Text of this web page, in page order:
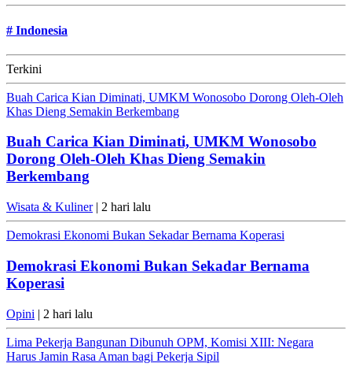
# Indonesia
Terkini
Buah Carica Kian Diminati, UMKM Wonosobo Dorong Oleh-Oleh
Khas Dieng Semakin Berkembang
Buah Carica Kian Diminati, UMKM Wonosobo
Dorong Oleh-Oleh Khas Dieng Semakin
Berkembang
Wisata & Kuliner| 2 hari lalu
Demokrasi Ekonomi Bukan Sekadar Bernama Koperasi
Demokrasi Ekonomi Bukan Sekadar Bernama
Koperasi
Opini | 2 hari lalu
Lima Pekerja Bangunan Dibunuh OPM, Komisi XIII: Negara
Harus Jamin Rasa Aman bagi Pekerja Sipil